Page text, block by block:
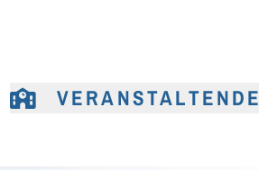
VERANSTALTENDE